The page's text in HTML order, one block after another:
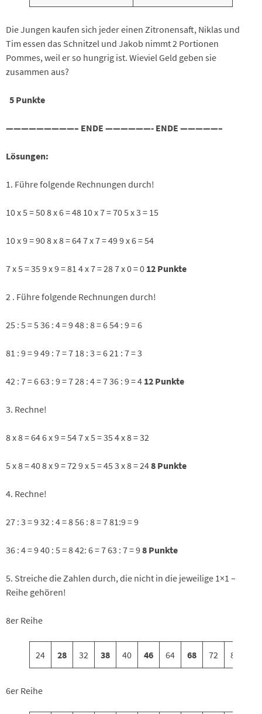
Die Jungen kaufen sich jeder einen Zitronensaft, Niklas und
Tim essen das Schnitzel und Jakob nimmt 2 Portionen
Pommes, weil er so hungrig ist. Wieviel Geld geben sie
zusammen aus?
5 Punkte
—————————– ENDE ——————- ENDE —————–
Lösungen:
1. Führe folgende Rechnungen durch!
10 x 5 = 50 8 x 6 = 48 10 x 7 = 70 5 x 3 = 15
10 x 9 = 90 8 x 8 = 64 7 x 7 = 49 9 x 6 = 54
7 x 5 = 35 9 x 9 = 81 4 x 7 = 28 7 x 0 = 0 12 Punkte
2 . Führe folgende Rechnungen durch!
25 : 5 = 5 36 : 4 = 9 48 : 8 = 6 54 : 9 = 6
81 : 9 = 9 49 : 7 = 7 18 : 3 = 6 21 : 7 = 3
42 : 7 = 6 63 : 9 = 7 28 : 4 = 7 36 : 9 = 4 12 Punkte
3. Rechne!
8 x 8 = 64 6 x 9 = 54 7 x 5 = 35 4 x 8 = 32
5 x 8 = 40 8 x 9 = 72 9 x 5 = 45 3 x 8 = 248 Punkte
4. Rechne!
27 : 3 = 9 32 : 4 = 8 56 : 8 = 7 81:9 = 9
36 : 4 = 9 40 : 5 = 8 42: 6 = 7 63 : 7 = 98 Punkte
5. Streiche die Zahlen durch, die nicht in die jeweilige 1×1 –
Reihe gehören!
8er Reihe
24 28 32 38 40 46 64 68 72 80
6er Reihe